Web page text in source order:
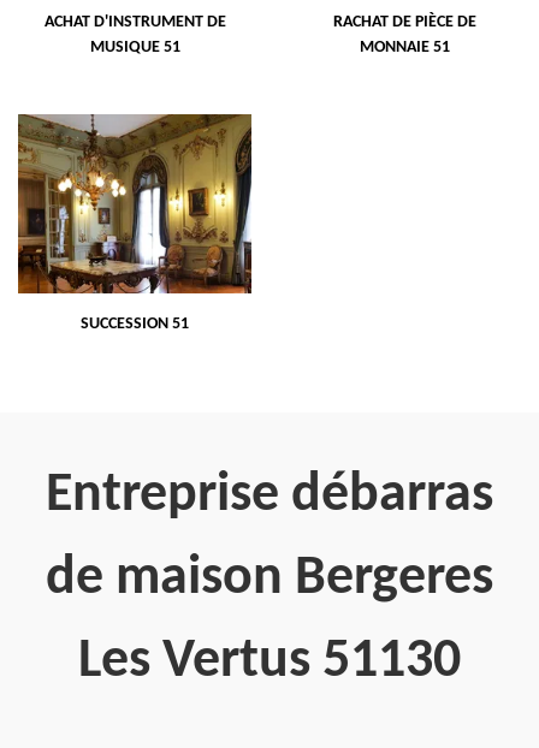
ACHAT D'INSTRUMENT DE
MUSIQUE 51
RACHAT DE PIÈCE DE
MONNAIE 51
SUCCESSION 51
Entreprise débarras
de maison Bergeres
Les Vertus 51130